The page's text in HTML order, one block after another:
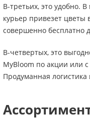
В-третьих, это удобно.
курьер привезет
совершенно бесплатно
В-четвертых, это
MyBloom по акции или
Продуманная